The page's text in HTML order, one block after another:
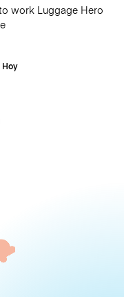
work Luggage Hero
Hoy